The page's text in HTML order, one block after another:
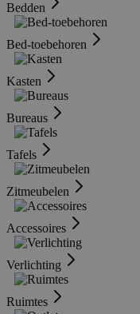
Bedden
Bed-toebehoren
Kasten
Bureaus
Tafels
Zitmeubelen
Accessoires
Verlichting
Ruimtes